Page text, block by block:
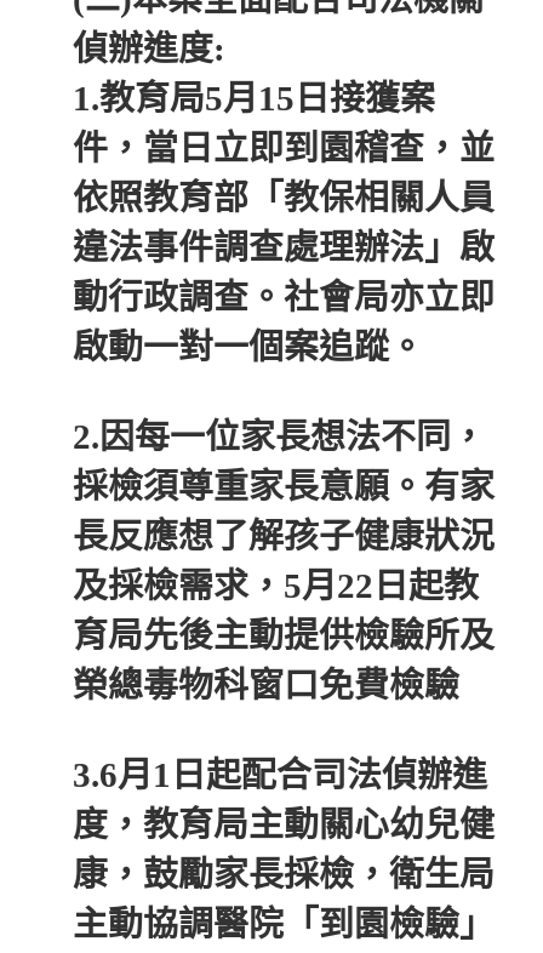
偵辦進度:
1.教育局5月15日接獲案
件，當日立即到園稽查，並
依照教育部「教保相關人員
違法事件調查處理辦法」啟
動行政調查。社會局亦立即
啟動一對一個案追蹤。
2.因每一位家長想法不同，
採檢須尊重家長意願。有家
長反應想了解孩子健康狀況
及採檢需求，5月22日起教
育局先後主動提供檢驗所及
榮總毒物科窗口免費檢驗
3.6月1日起配合司法偵辦進
度，教育局主動關心幼兒健
康，鼓勵家長採檢，衛生局
主動協調醫院「到園檢驗」